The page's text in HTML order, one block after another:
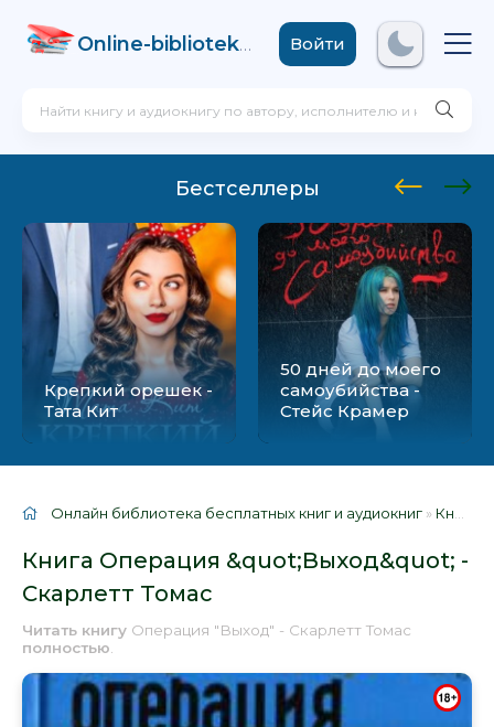
Online-biblioteka .comВойти
Бестселлеры
Крепкий орешек -
Тата Кит
50 дней до моего
самоубийства -
Стейс Крамер
Онлайн библиотека бесплатных книг и аудиокниг » Книги
Книга Операция &quot;Выход&quot; -
Скарлетт Томас
Читать книгу Операция "Выход" - Скарлетт Томас
полностью